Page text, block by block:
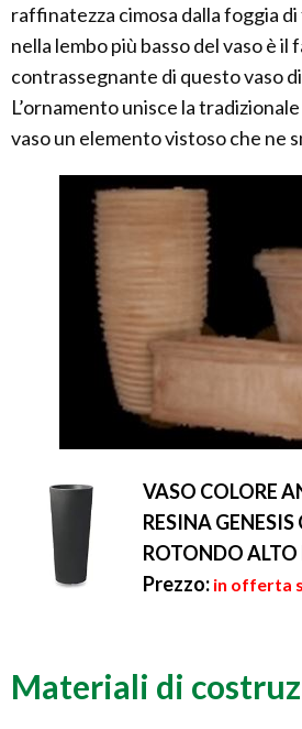
raffinatezza cimosa dalla foggia
nella lembo più basso del vaso è il
contrassegnante di questo vaso
L’ornamento unisce la
vaso un elemento vistoso che ne
VASO COLORE
RESINA
ROTONDO ALTO
Prezzo: in offerta
Materiali di